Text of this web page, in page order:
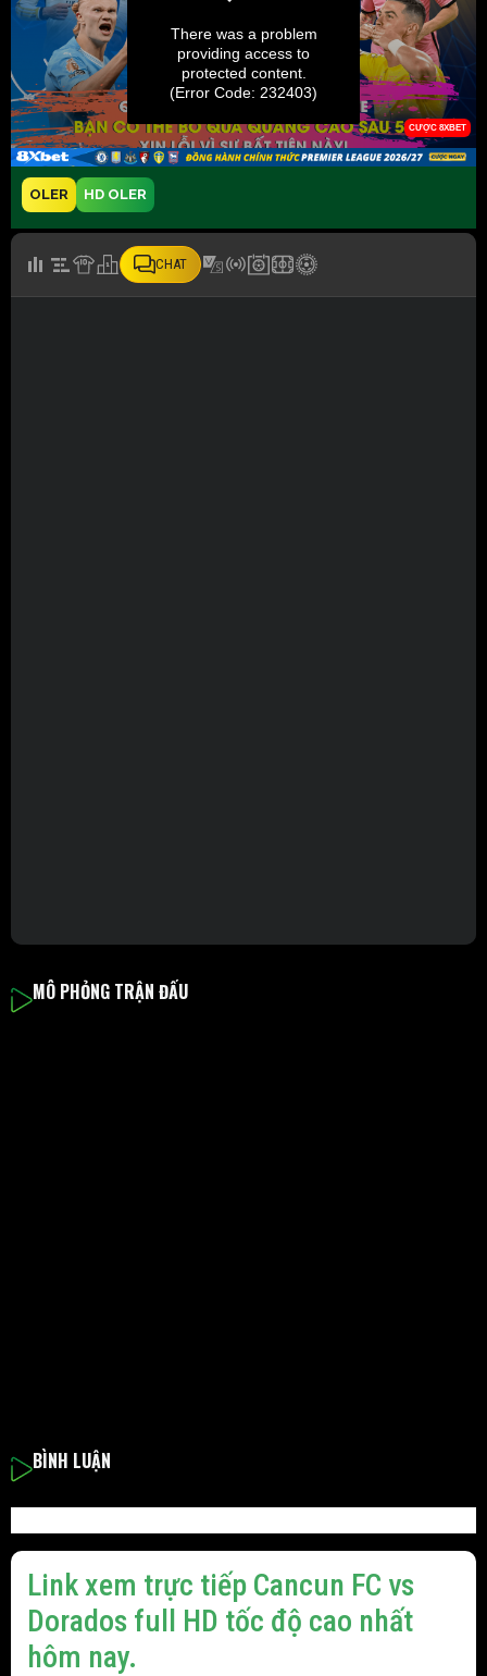
OLER HD OLER
CHAT
MÔ PHỎNG TRẬN ĐẤU
BÌNH LUẬN
Link xem trực tiếp Cancun FC vs
Dorados full HD tốc độ cao nhất
hôm nay.